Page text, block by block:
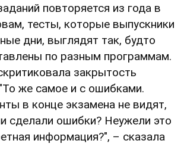
повторяется из года в
тесты, которые выпускники
дни, выглядят так, будто
по разным программам.
закрытость
же самое и с ошибками.
в конце экзамена не видят,
сделали ошибки? Неужели это
информация?", – сказала